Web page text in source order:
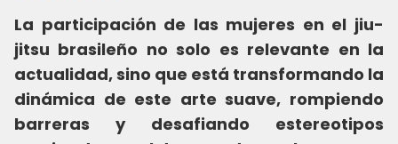
La participación de las mujeres en el jiu-
jitsu brasileño no solo es relevante en la
actualidad, sino que está transformando la
dinámica de este arte suave, rompiendo
barreras y desafiando estereotipos